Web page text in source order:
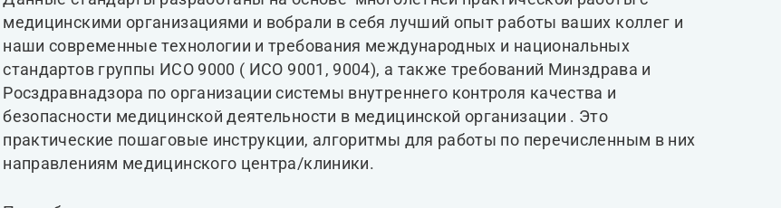
медицинскими организациями и вобрали в себя лучший опыт работы ваших коллег и
наши современные технологии и требования международных и национальных
стандартов группы ИСО 9000 ( ИСО 9001, 9004), а также требований Минздрава и
Росздравнадзора по организации системы внутреннего контроля качества и
безопасности медицинской деятельности в медицинской организации . Это
практические пошаговые инструкции, алгоритмы для работы по перечисленным в них
направлениям медицинского центра/клиники.